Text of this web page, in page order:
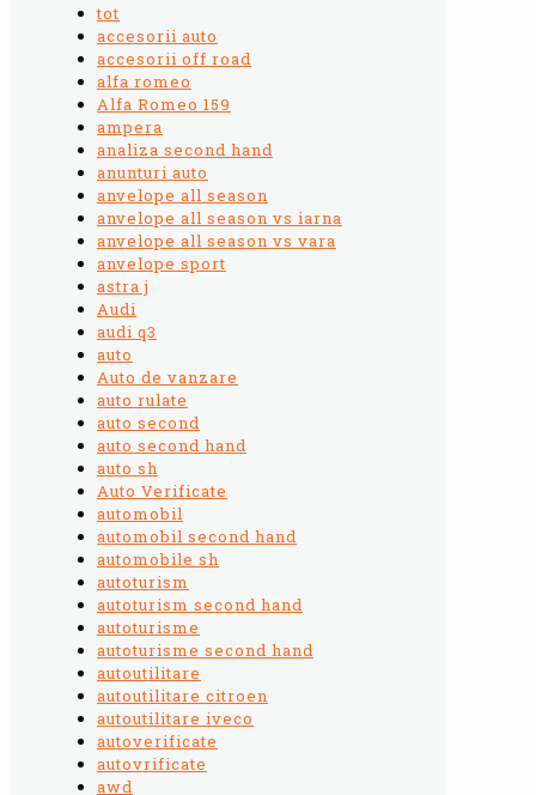
tot
accesorii auto
accesorii off road
alfa romeo
Alfa Romeo 159
ampera
analiza second hand
anunturi auto
anvelope all season
anvelope all season vs iarna
anvelope all season vs vara
anvelope sport
astra j
Audi
audi q3
auto
Auto de vanzare
auto rulate
auto second
auto second hand
auto sh
Auto Verificate
automobil
automobil second hand
automobile sh
autoturism
autoturism second hand
autoturisme
autoturisme second hand
autoutilitare
autoutilitare citroen
autoutilitare iveco
autoverificate
autovrificate
awd